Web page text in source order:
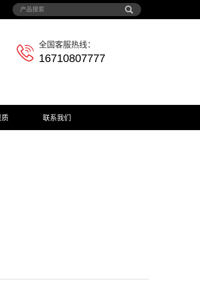
全国客服热线：
16710807777
质 联系我们